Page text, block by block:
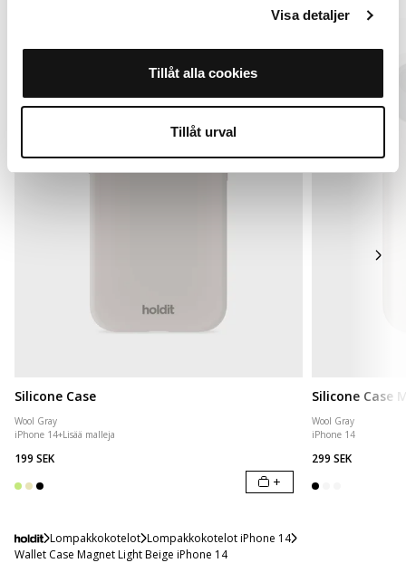
Visa detaljer
Tillåt alla cookies
Tillåt urval
Silicone Case
Wool Gray
iPhone 14+Lisää malleja
199 SEK
+
Silicone Case
Wool Gray
iPhone 14
299 SEK
Lompakkokotelot Lompakkokotelot iPhone 14
Wallet Case Magnet Light Beige iPhone 14